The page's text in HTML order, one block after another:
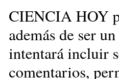
CIENCIA HOY
además de ser
intentará incluir
comentarios,